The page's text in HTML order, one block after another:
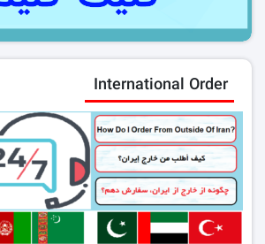
International Order